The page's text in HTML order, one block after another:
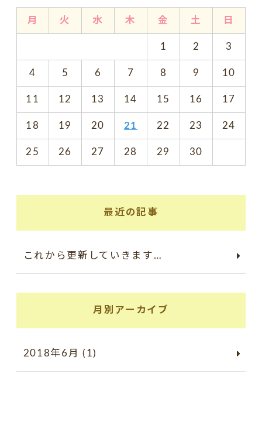
月 火 水 木 金 土 日
1 2 3
4 5 6 7 8 9 10
11 12 13 14 15 16 17
18 19 20 21 22 23 24
25 26 27 28 29 30
最近の記事
これから更新していきます…
月別アーカイブ
2018年6月 (1)